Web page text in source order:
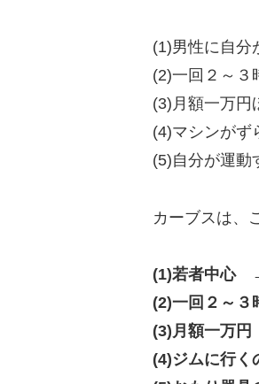
(1)男性に自分
(2)一回２～３
(3)月額一万円
(4)マシンがず
(5)自分が運動
カーブスは、
(1)若者中心
(2)一回２～
(3)月額一万
(4)ジムに行